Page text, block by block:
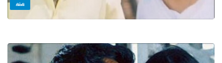
கில்லி